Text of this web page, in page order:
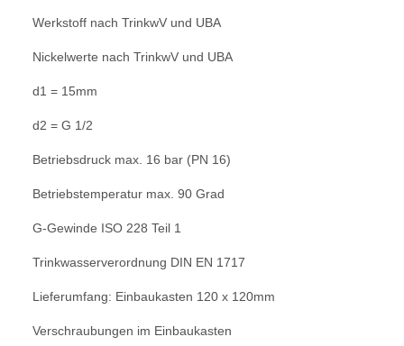
Werkstoff nach TrinkwV und UBA
Nickelwerte nach TrinkwV und UBA
d1 = 15mm
d2 = G 1/2
Betriebsdruck max. 16 bar (PN 16)
Betriebstemperatur max. 90 Grad
G-Gewinde ISO 228 Teil 1
Trinkwasserverordnung DIN EN 1717
Lieferumfang: Einbaukasten 120 x 120mm
Verschraubungen im Einbaukasten